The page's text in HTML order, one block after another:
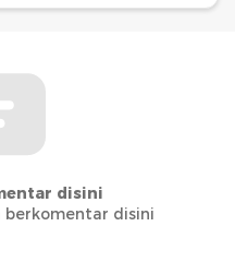
disini
disini